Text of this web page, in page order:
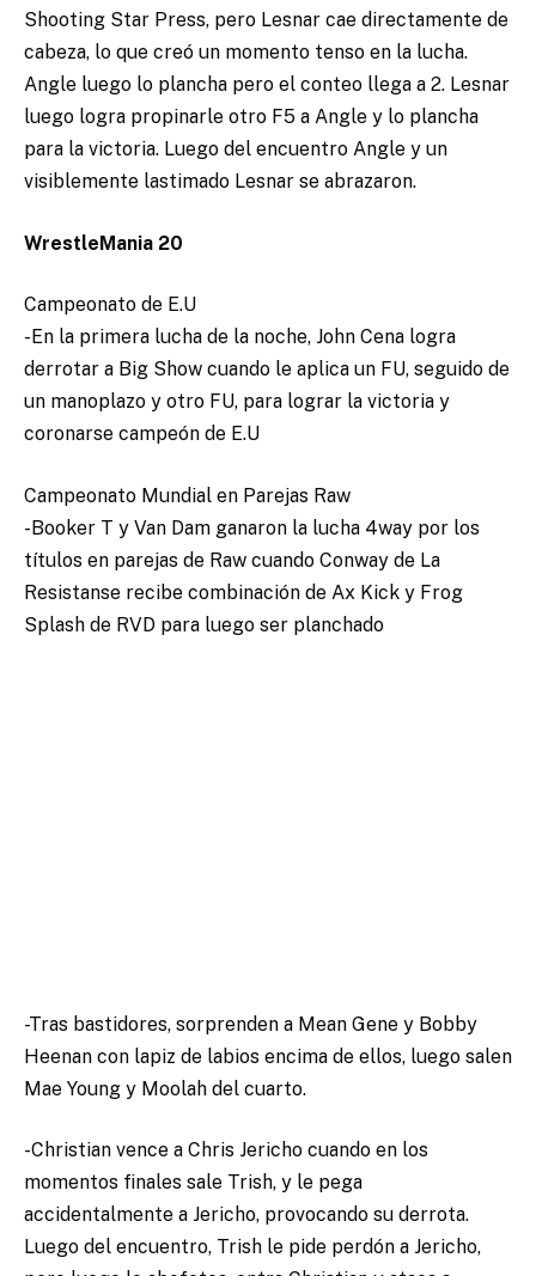
Shooting Star Press, pero Lesnar cae directamente de
cabeza, lo que creó un momento tenso en la lucha.
Angle luego lo plancha pero el conteo llega a 2. Lesnar
luego logra propinarle otro F5 a Angle y lo plancha
para la victoria. Luego del encuentro Angle y un
visiblemente lastimado Lesnar se abrazaron.
WrestleMania 20
Campeonato de E.U
-En la primera lucha de la noche, John Cena logra
derrotar a Big Show cuando le aplica un FU, seguido de
un manoplazo y otro FU, para lograr la victoria y
coronarse campeón de E.U
Campeonato Mundial en Parejas Raw
-Booker T y Van Dam ganaron la lucha 4way por los
títulos en parejas de Raw cuando Conway de La
Resistanse recibe combinación de Ax Kick y Frog
Splash de RVD para luego ser planchado
-Tras bastidores, sorprenden a Mean Gene y Bobby
Heenan con lapiz de labios encima de ellos, luego salen
Mae Young y Moolah del cuarto.
-Christian vence a Chris Jericho cuando en los
momentos finales sale Trish, y le pega
accidentalmente a Jericho, provocando su derrota.
Luego del encuentro, Trish le pide perdón a Jericho,